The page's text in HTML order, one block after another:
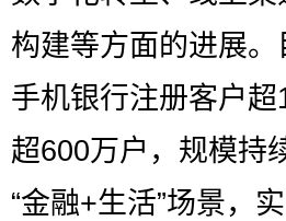
构建等方面的进展
手机银行注册客户
超600万户，规模持
“金融+生活”场景，